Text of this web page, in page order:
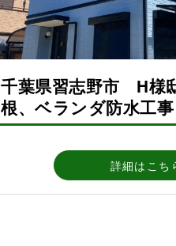
千葉県習志野市 H様
根、ベランダ防水工事
詳細はこち